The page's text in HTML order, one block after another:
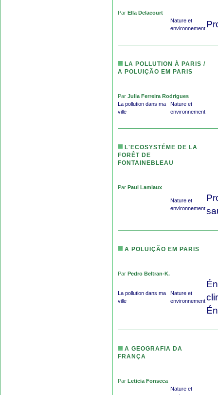
Par Ella Delacourt
Nature et
environnement
LA POLLUTION À PARIS /
A POLUIÇÃO EM PARIS
Par Julia Ferreira Rodrigues
La pollution dans ma
ville
Nature et
environnement
L'ECOSYSTÉME DE LA
FORÊT DE
FONTAINEBLEAU
Par Paul Lamiaux
Nature et
environnement
A POLUIÇÃO EM PARIS
Par Pedro Beltran-K.
La pollution dans ma
ville
Nature et
environnement
A GEOGRAFIA DA
FRANÇA
Par Leticia Fonseca
Nature et